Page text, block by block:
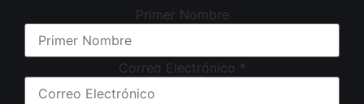
Primer Nombre
Correo Electrónico *